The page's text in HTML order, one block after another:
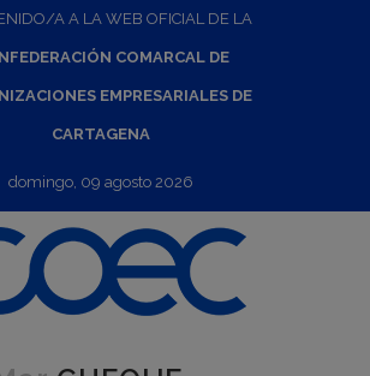
A A LA WEB OFICIAL DE LA
COMARCAL DE
EMPRESARIALES DE
CARTAGENA
domingo, 09 agosto 2026